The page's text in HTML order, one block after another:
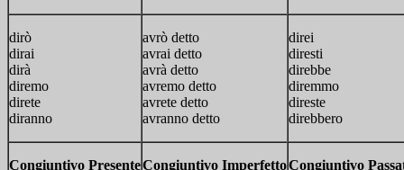
dirò
dirai
dirà
diremo
direte
diranno
avrò detto
avrai detto
avrà detto
avremo detto
avrete detto
avranno detto
direi
diresti
direbbe
diremmo
direste
direbbero
Congiuntivo PresenteCongiuntivo ImperfettoCongiuntivo